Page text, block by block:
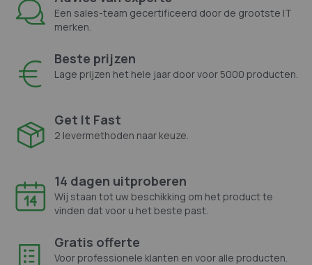
Een sales-team gecertificeerd door de grootste IT
merken.
Beste prijzen
Lage prijzen het hele jaar door voor 5000 producten.
Get It Fast
2 levermethoden naar keuze.
14 dagen uitproberen
Wij staan tot uw beschikking om het product te
vinden dat voor u het beste past.
Gratis offerte
Voor professionele klanten en voor alle producten.